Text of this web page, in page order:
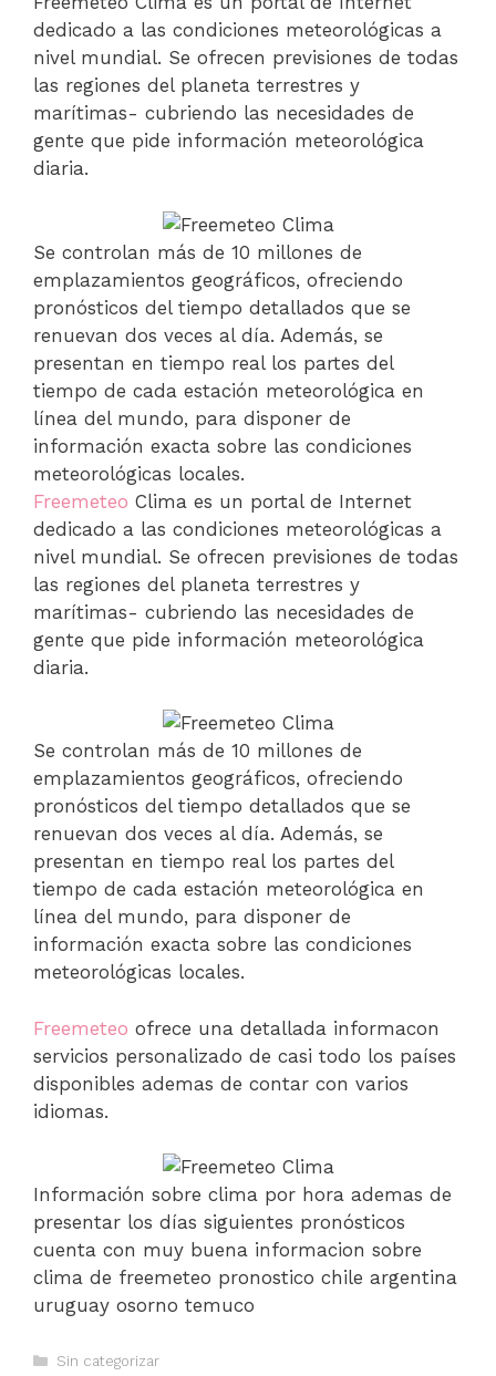
dedicado a las condiciones meteorológicas a
nivel mundial. Se ofrecen previsiones de todas
las regiones del planeta terrestres y
marítimas- cubriendo las necesidades de
gente que pide información meteorológica
diaria.
Se controlan más de 10 millones de
emplazamientos geográficos, ofreciendo
pronósticos del tiempo detallados que se
renuevan dos veces al día. Además, se
presentan en tiempo real los partes del
tiempo de cada estación meteorológica en
línea del mundo, para disponer de
información exacta sobre las condiciones
meteorológicas locales.
Freemeteo Clima es un portal de Internet
dedicado a las condiciones meteorológicas a
nivel mundial. Se ofrecen previsiones de todas
las regiones del planeta terrestres y
marítimas- cubriendo las necesidades de
gente que pide información meteorológica
diaria.
Se controlan más de 10 millones de
emplazamientos geográficos, ofreciendo
pronósticos del tiempo detallados que se
renuevan dos veces al día. Además, se
presentan en tiempo real los partes del
tiempo de cada estación meteorológica en
línea del mundo, para disponer de
información exacta sobre las condiciones
meteorológicas locales.
Freemeteo ofrece una detallada informacon
servicios personalizado de casi todo los países
disponibles ademas de contar con varios
idiomas.
Información sobre clima por hora ademas de
presentar los días siguientes pronósticos
cuenta con muy buena informacion sobre
clima de freemeteo pronostico chile argentina
uruguay osorno temuco
Categorías
Sin categorizar